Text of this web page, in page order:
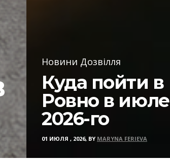
Новини Дозвілля
Куда пойти в
Ровно в июле
2026-го
01 ИЮЛЯ , 2026, BY MARYNA FERIEVA